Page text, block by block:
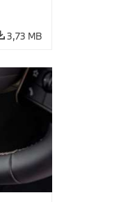
3,73 MB